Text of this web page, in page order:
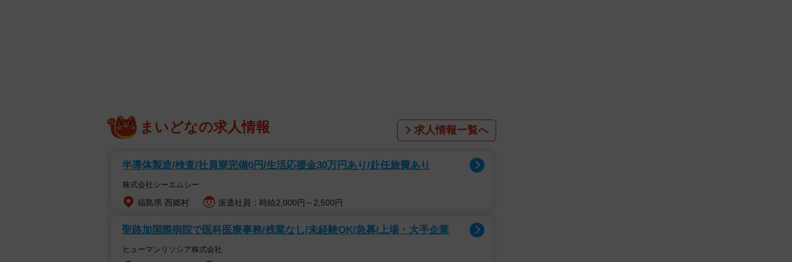
2/8
まいどなの求人情報 求人情報一覧へ
半導体製造/検査/社員寮完備0円/生活応援金30万円あり/赴任旅費あり
株式会社シーエムシー
福島県 西郷村 派遣社員：時給2,000円～2,500円
聖路加国際病院で医科医療事務/残業なし/未経験OK/急募/上場・大手企業
ヒューマンリソシア株式会社